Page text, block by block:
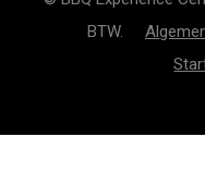
BTW.